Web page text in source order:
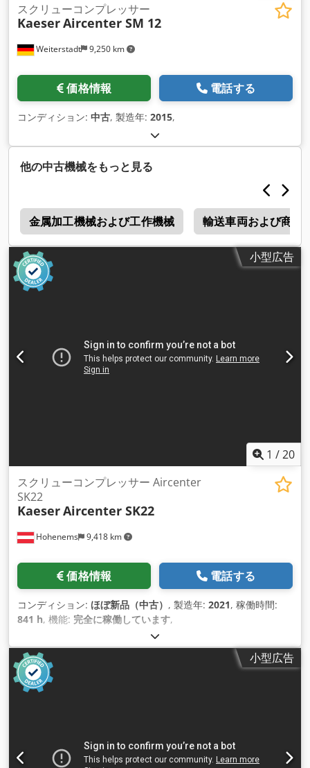
Weiterstadt 9,250 km
スクリューコンプレッサー
KaeserAircenter SM 12
価格情報 電話する
コンディション: 中古, 製造年: 2015,
他の中古機械をもっと見る
金属加工機械および工作機械 輸送車両および商用
小型広告
1 /20
Hohenems 9,418 km
スクリューコンプレッサー Aircenter
SK22
KaeserAircenter SK22
価格情報 電話する
コンディション: ほぼ新品（中古） , 製造年: 2021, 稼働時間:
841 h, 機能: 完全に稼働しています,
小型広告